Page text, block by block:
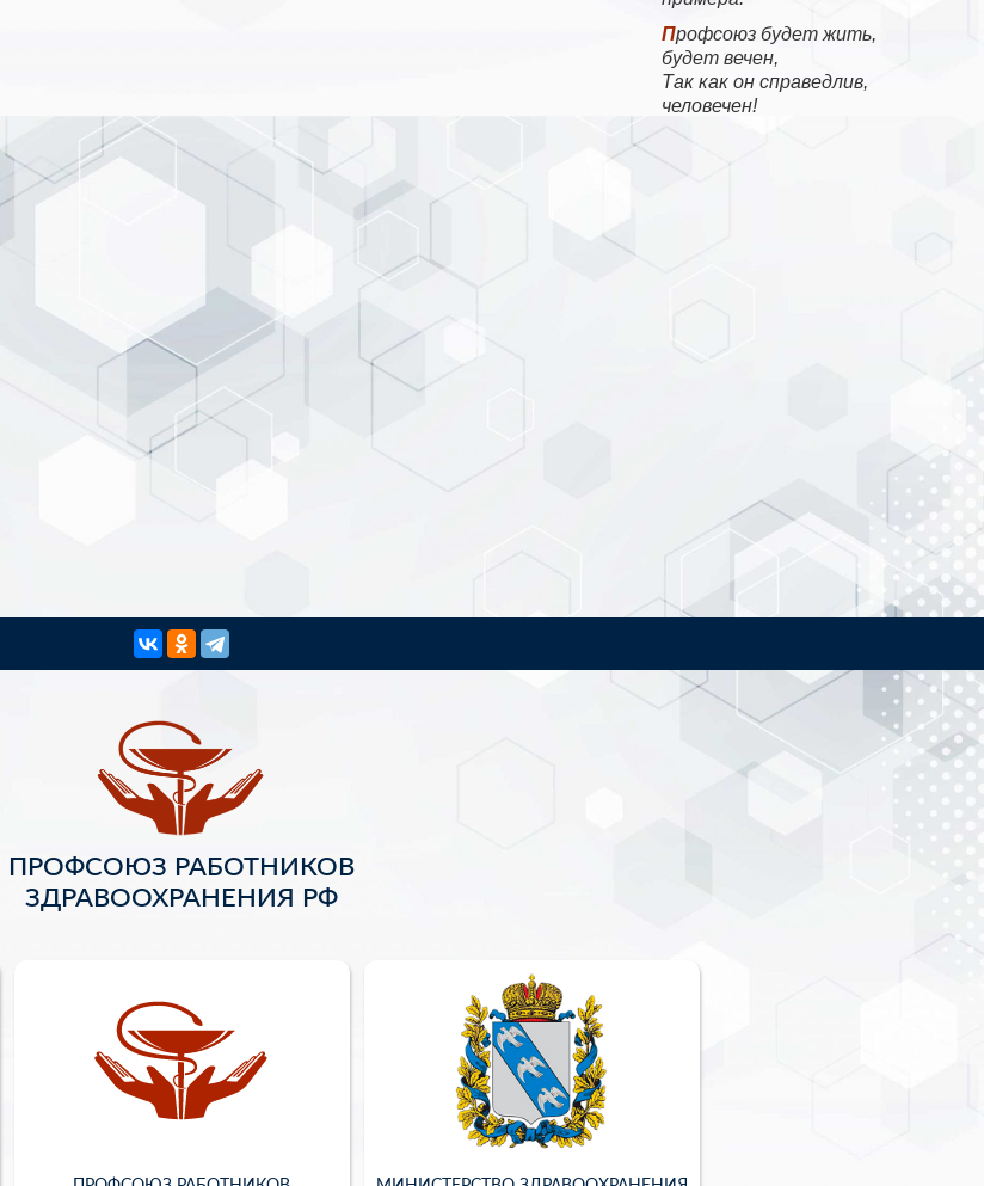
Профсоюз будет жить,
будет вечен,
Так как он справедлив,
человечен!
ПРОФСОЮЗ РАБОТНИКОВ
ЗДРАВООХРАНЕНИЯ РФ